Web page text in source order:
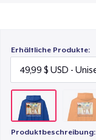
Erhältliche Produkte:
Produktbeschreibung: